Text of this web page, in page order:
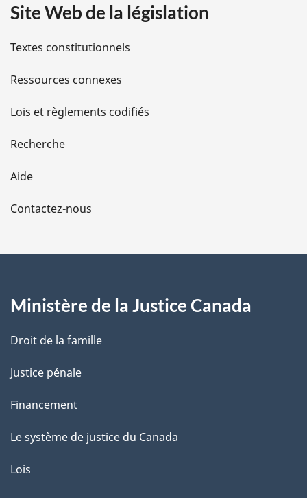
i
l
s
d
e
l
a
e
Site Web de la législation
Textes constitutionnels
Ressources connexes
Lois et règlements codifiés
Recherche
Aide
Contactez-nous
Ministère de la Justice Canada
Droit de la famille
Justice pénale
Financement
Le système de justice du Canada
Lois